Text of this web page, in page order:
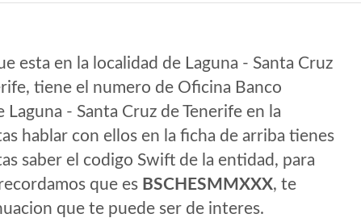
esta en la localidad de Laguna - Santa Cruz
tiene el numero de Oficina Banco
- Santa Cruz de Tenerife en la
hablar con ellos en la ficha de arriba tienes
saber el codigo Swift de la entidad, para
que es BSCHESMMXXX, te
que te puede ser de interes.